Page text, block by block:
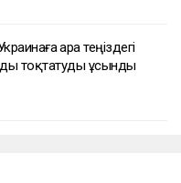
Қара теңіздегі
тоқтатуды ұсынды